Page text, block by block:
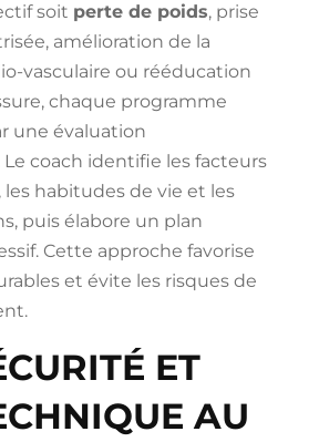
soit perte de poids, prise
amélioration de la
vasculaire ou rééducation
chaque programme
une évaluation
Le coach identifie les facteurs
habitudes de vie et les
puis élabore un plan
Cette approche favorise
et évite les risques de
ET
AU